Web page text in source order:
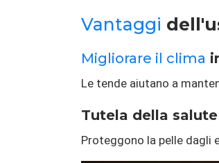
Vantaggi
Migliorare il clima
Le tende aiutano a
Tutela della salute
Proteggono la pelle